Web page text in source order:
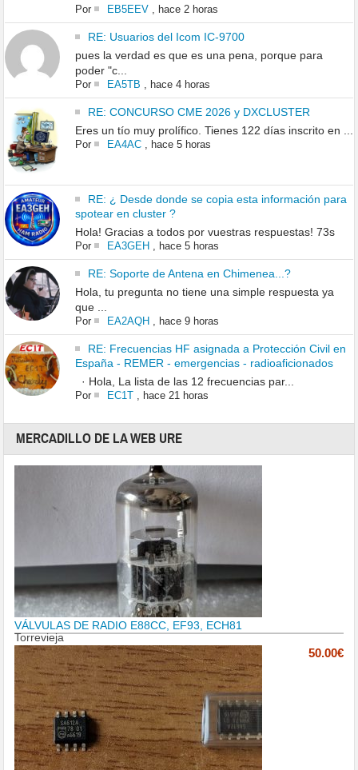
Por EB5EEV, hace 2 horas
RE: Usuarios del Icom IC-9700
pues la verdad es que es una pena, porque para
poder "c...
Por EA5TB hace 4 horas
RE: CONCURSO CME 2026 y DXCLUSTER
Eres un tío muy prolífico. Tienes 122 días inscrito en ...
Por EA4AC, hace 5 horas
RE: ¿ Desde donde se copia esta información para
spotear en cluster ?
Hola! Gracias a todos por vuestras respuestas! 73s
Por EA3GEH, hace 5 horas
RE: Soporte de Antena en Chimenea...?
Hola, tu pregunta no tiene una simple respuesta ya
que ...
Por EA2AQH, hace 9 horas
RE: Frecuencias HF asignada a Protección Civil en
España - REMER - emergencias - radioaficionados
· Hola, La lista de las 12 frecuencias par...
Por EC1T, hace 21 horas
MERCADILLO DE LA WEB URE
VÁLVULAS DE RADIO E88CC, EF93, ECH81
Torrevieja
50.00€